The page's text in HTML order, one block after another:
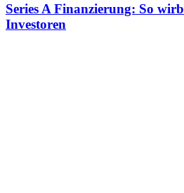
Series A Finanzierung: So
Investoren